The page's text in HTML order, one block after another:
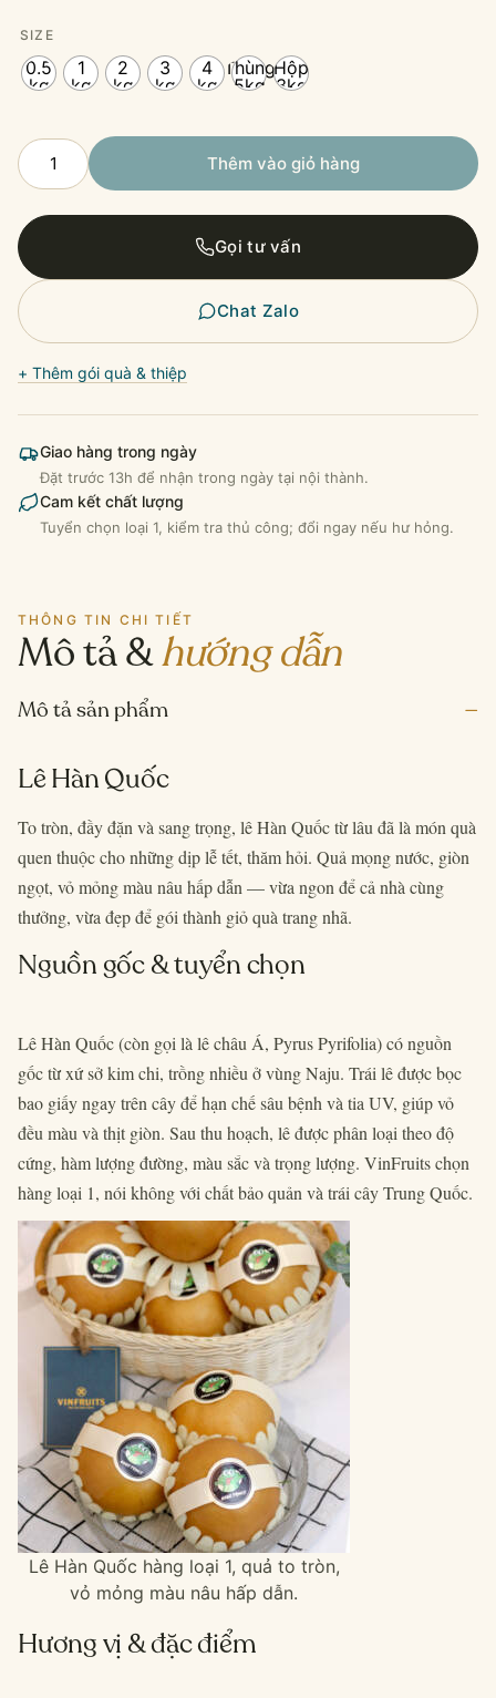
SIZE
0.5
kg
1
kg
2
kg
3
kg
4
kg
Thùng
5kg
Hộp
3kg
Lê
Hàn
số
lượng
Thêm vào giỏ hàng
Gọi tư vấn
Chat Zalo
+ Thêm gói quà & thiệp
Giao hàng trong ngày
Đặt trước 13h để nhận trong ngày tại nội thành.
Cam kết chất lượng
Tuyển chọn loại 1, kiểm tra thủ công; đổi ngay nếu hư hỏng.
THÔNG TIN CHI TIẾT
Mô tả &hướng dẫn
Mô tả sản phẩm
–
Lê Hàn Quốc
To tròn, đầy đặn và sang trọng, lê Hàn Quốc từ lâu đã là món quà
quen thuộc cho những dịp lễ tết, thăm hỏi. Quả mọng nước, giòn
ngọt, vỏ mỏng màu nâu hấp dẫn — vừa ngon để cả nhà cùng
thưởng, vừa đẹp để gói thành giỏ quà trang nhã.
Nguồn gốc & tuyển chọn
Lê Hàn Quốc (còn gọi là lê châu Á, Pyrus Pyrifolia) có nguồn
gốc từ xứ sở kim chi, trồng nhiều ở vùng Naju. Trái lê được bọc
bao giấy ngay trên cây để hạn chế sâu bệnh và tia UV, giúp vỏ
đều màu và thịt giòn. Sau thu hoạch, lê được phân loại theo độ
cứng, hàm lượng đường, màu sắc và trọng lượng. VinFruits chọn
hàng loại 1, nói không với chất bảo quản và trái cây Trung Quốc.
Lê Hàn Quốc hàng loại 1, quả to tròn,
vỏ mỏng màu nâu hấp dẫn.
Hương vị & đặc điểm